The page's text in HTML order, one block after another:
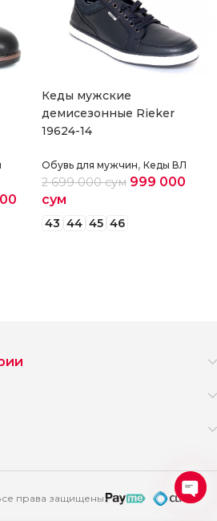
Кеды мужские
демисезонные Rieker
19624-14
Обувь для мужчин, Кеды ВЛ
2 699 000сум 999 000
сум
43 44 45 46
права защищены